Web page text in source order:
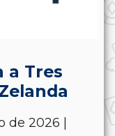
a Tres
2026 |